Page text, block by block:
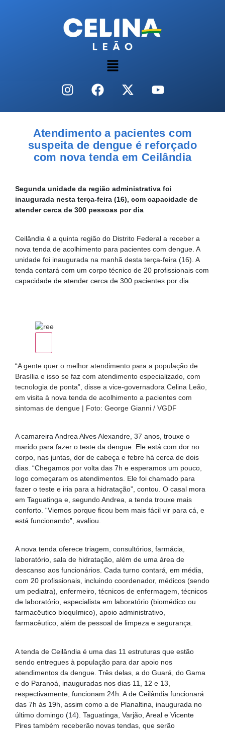
Atendimento a pacientes com
suspeita de dengue é reforçado
com nova tenda em Ceilândia
Segunda unidade da região administrativa foi
inaugurada nesta terça-feira (16), com capacidade de
atender cerca de 300 pessoas por dia
Ceilândia é a quinta região do Distrito Federal a receber a
nova tenda de acolhimento para pacientes com dengue. A
unidade foi inaugurada na manhã desta terça-feira (16). A
tenda contará com um corpo técnico de 20 profissionais com
capacidade de atender cerca de 300 pacientes por dia.
“A gente quer o melhor atendimento para a população de
Brasília e isso se faz com atendimento especializado, com
tecnologia de ponta”, disse a vice-governadora Celina Leão,
em visita à nova tenda de acolhimento a pacientes com
sintomas de dengue | Foto: George Gianni / VGDF
A camareira Andrea Alves Alexandre, 37 anos, trouxe o
marido para fazer o teste da dengue. Ele está com dor no
corpo, nas juntas, dor de cabeça e febre há cerca de dois
dias. “Chegamos por volta das 7h e esperamos um pouco,
logo começaram os atendimentos. Ele foi chamado para
fazer o teste e iria para a hidratação”, contou. O casal mora
em Taguatinga e, segundo Andrea, a tenda trouxe mais
conforto. “Viemos porque ficou bem mais fácil vir para cá, e
está funcionando”, avaliou.
A nova tenda oferece triagem, consultórios, farmácia,
laboratório, sala de hidratação, além de uma área de
descanso aos funcionários. Cada turno contará, em média,
com 20 profissionais, incluindo coordenador, médicos (sendo
um pediatra), enfermeiro, técnicos de enfermagem, técnicos
de laboratório, especialista em laboratório (biomédico ou
farmacêutico bioquímico), apoio administrativo,
farmacêutico, além de pessoal de limpeza e segurança.
A tenda de Ceilândia é uma das 11 estruturas que estão
sendo entregues à população para dar apoio nos
atendimentos da dengue. Três delas, a do Guará, do Gama
e do Paranoá, inauguradas nos dias 11, 12 e 13,
respectivamente, funcionam 24h. A de Ceilândia funcionará
das 7h às 19h, assim como a de Planaltina, inaugurada no
último domingo (14). Taguatinga, Varjão, Areal e Vicente
Pires também receberão novas tendas, que serão